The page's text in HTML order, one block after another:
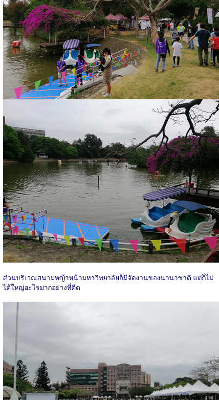
ส่วนบริเวณสนามหญ้าหน้ามหาวิทยาลัยก็มีจัดงานของนานาชาติ แต่ก็ไม่
ได้ใหญ่อะไรมากอย่างที่คิด